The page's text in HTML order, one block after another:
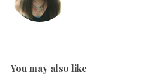
You may also like